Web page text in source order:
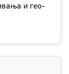
и гео-